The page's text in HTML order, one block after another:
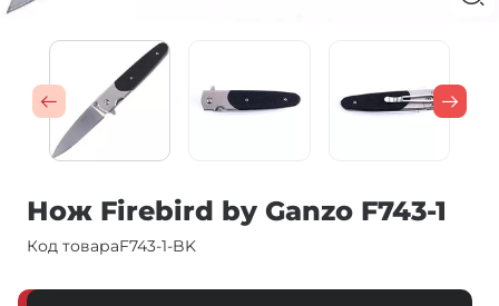
Нож Firebird by Ganzo F743-1
Код товараF743-1-BK